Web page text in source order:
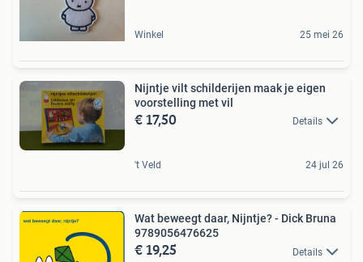
Winkel 25 mei 26
Nijntje vilt schilderijen maak je eigen
voorstelling met vil
€ 17,50 Details
't Veld 24 jul 26
Wat beweegt daar, Nijntje? - Dick Bruna
9789056476625
€ 19,25 Details